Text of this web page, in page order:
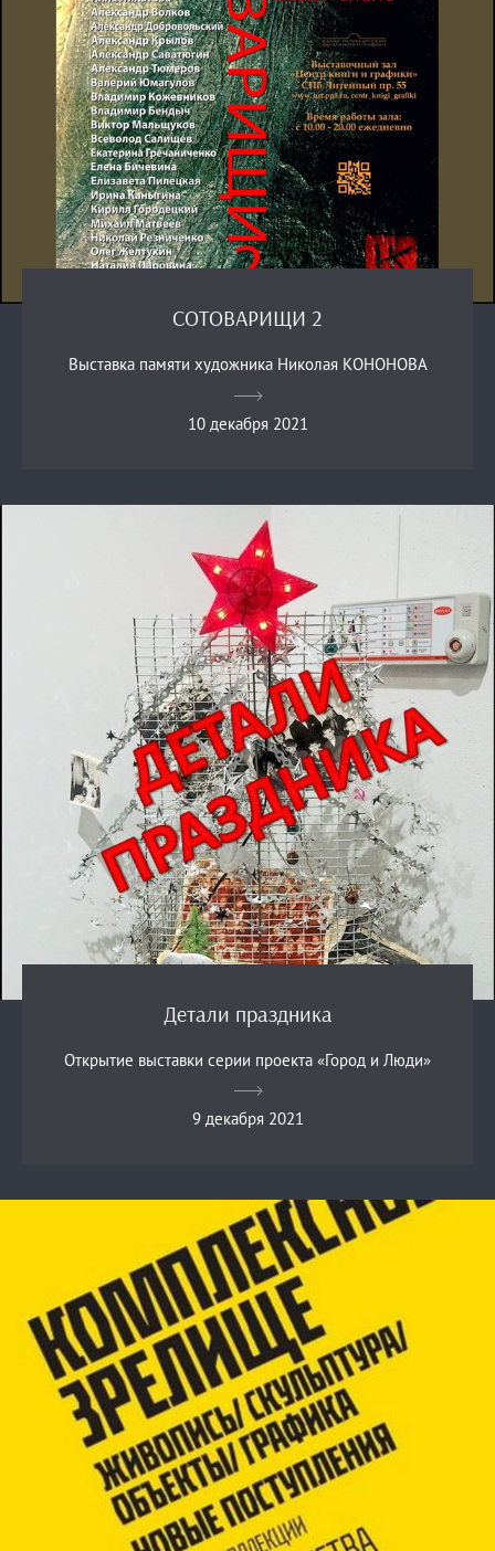
СОТОВАРИЩИ 2
Выставка памяти художника Николая КОНОНОВА
10 декабря 2021
Детали праздника
Открытие выставки серии проекта «Город и Люди»
9 декабря 2021